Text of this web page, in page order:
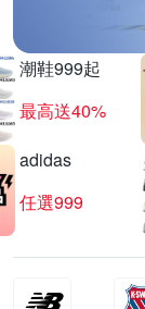
潮鞋999起
最高送40%
adidas
任選999